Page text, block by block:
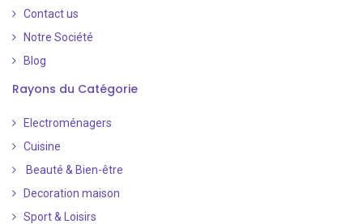
Contact us
Notre Société
Blog
Rayons du Catégorie
Electroménagers
Cuisine
Beauté & Bien-être
Decoration maison
Sport & Loisirs